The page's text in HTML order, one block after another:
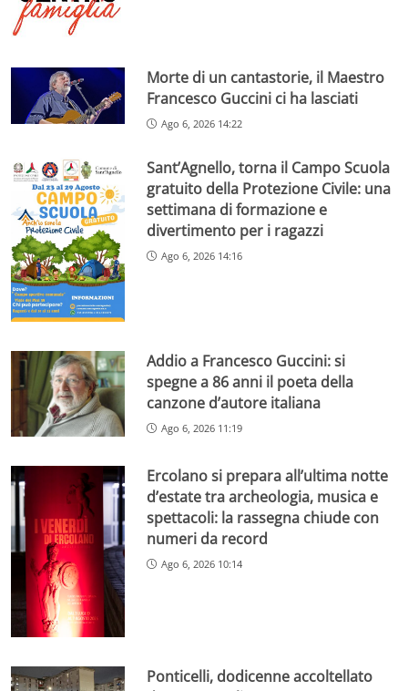
Morte di un cantastorie, il Maestro
Francesco Guccini ci ha lasciati
Ago 6, 2026 14:22
Sant’Agnello, torna il Campo Scuola
gratuito della Protezione Civile: una
settimana di formazione e
divertimento per i ragazzi
Ago 6, 2026 14:16
Addio a Francesco Guccini: si
spegne a 86 anni il poeta della
canzone d’autore italiana
Ago 6, 2026 11:19
Ercolano si prepara all’ultima notte
d’estate tra archeologia, musica e
spettacoli: la rassegna chiude con
numeri da record
Ago 6, 2026 10:14
Ponticelli, dodicenne accoltellato